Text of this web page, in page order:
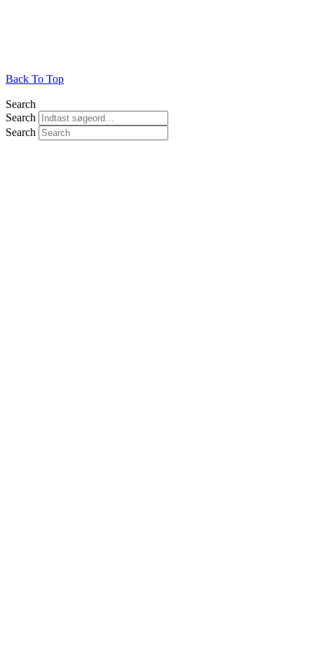
Back To Top
Search
Search
Search